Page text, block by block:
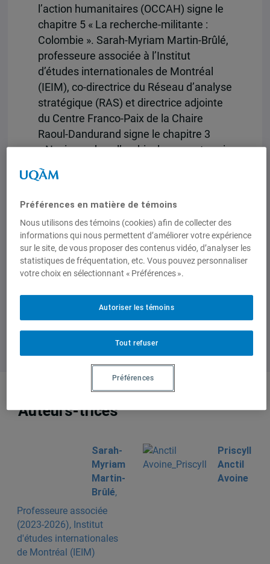
l’action humanitaires (OCCAH) signe le
chapitre 5 « La recherche-militante :
Colombie ». Sarah-Myriam Martin-Brûlé,
professeure associée à l’Institut
d’études internationales de Montréal
(IEIM), co-directrice du Réseau d’analyse
stratégique (RAS) et directrice adjointe
du Centre Franco-Paix de la Chaire
Raoul-Dandurand signe le chapitre 3
« Naviguer dans l’ambivalence en terrain
de recherche: Mali, République
démocratique du Congo, Sud Soudan et
Consulter l’ouvrage.
Auteurs-trices
Sarah-
Myriam
Martin-
Brûlé,
Professeure associée
(2023-2026), Institut
d'études internationales
de Montréal (IEIM)
Priscyll
Anctil
Avoine
Préférences en matière de témoins
Nous utilisons des témoins (cookies) afin de collecter des
informations qui nous permettent d’améliorer votre expérience
sur le site, de vous proposer des contenus vidéo, d’analyser les
statistiques de fréquentation, etc. Vous pouvez personnaliser
votre choix en sélectionnant « Préférences ».
Tout refuser
Autoriser les témoins
Préférences